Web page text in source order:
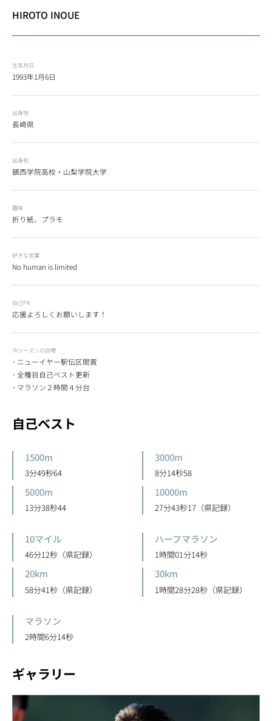
HIROTO INOUE
生年月日
1993年1月6日
出身地
長崎県
出身校
鎮西学院高校・山梨学院大学
趣味
折り紙、プラモ
好きな言葉
No human is limited
自己PR
応援よろしくお願いします！
今シーズンの目標
ニューイヤー駅伝区間賞
全種目自己ベスト更新
マラソン２時間４分台
自己ベスト
1500m
3分49秒64
3000m
8分14秒58
5000m
13分38秒44
10000m
27分43秒17（県記録）
10マイル
46分12秒（県記録）
ハーフマラソン
1時間01分14秒
20km
58分41秒（県記録）
30km
1時間28分28秒（県記録）
マラソン
2時間6分14秒
ギャラリー